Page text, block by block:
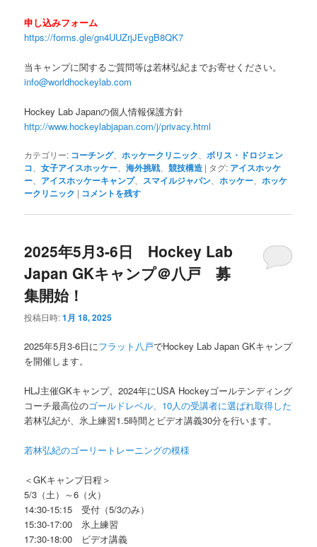
申し込みフォーム
https://forms.gle/gn4UUZrjJEvgB8QK7
当キャンプに関するご質問等は若林弘紀までお寄せください。
info@worldhockeylab.com
Hockey Lab Japanの個人情報保護方針
http://www.hockeylabjapan.com/j/privacy.html
カテゴリー: コーチング、ホッケークリニック
ボリス・ドロジェン
コ 、女子アイスホッケー 、海外挑戦 、競技構造 | タグ: アイスホッケ
ー
アイスホッケーキャンプ、 スマイルジャパン 、ホッケー 、ホッケ
ークリニック | コメントを残す
2025年5月3-6日 Hockey Lab
Japan GKキャンプ＠八戸 募
集開始！
投稿日時:1月 18, 2025
2025年5月3-6日にフラット八戸でHockey Lab Japan GKキャンプ
を開催します。
HLJ主催GKキャンプ。2024年にUSA Hockeyゴールテンディング
コーチ最高位のゴールドレベル、10人の受講者に選ばれ取得した
若林弘紀が、氷上練習1.5時間とビデオ講義30分を行います。
若林弘紀のゴーリートレーニングの模様
＜GKキャンプ日程＞
5/3（土）～6（火）
14:30-15:15 受付（5/3のみ）
15:30-17:00 氷上練習
17:30-18:00 ビデオ講義